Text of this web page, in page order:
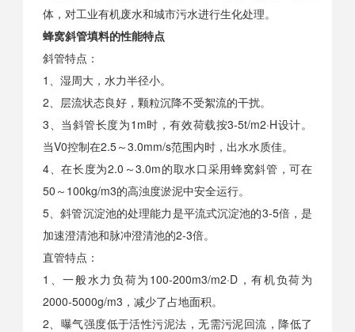
体，对工业有机废水和城市污水进行生化处理。
蜂窝斜管填料的性能特点
斜管特点：
1、湿周大，水力半径小。
2、层流状态良好，颗粒沉降不受絮流的干扰。
3、当斜管长度为1m时，有效荷载按3-5t/m2·H设计。
当V0控制在2.5～3.0mm/s范围内时，出水水质佳。
4、在长度为2.0～3.0m的取水口采用蜂窝斜管，可在
50～100kg/m3的高浊度淤泥中安全运行。
5、斜管沉淀池的处理能力是平流式沉淀池的3-5倍，是
加速澄清池和脉冲澄清池的2-3倍。
直管特点：
1、一般水力负荷为100-200m3/m2·D，有机负荷为
2000-5000g/m3，减少了占地面积。
2、曝气强度低于活性污泥法，无需污泥回流，降低了